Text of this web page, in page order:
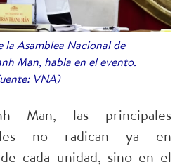
la Asamblea Nacional de
Man, habla en el evento.
VNA)
Man, las principales
no radican ya en
cada unidad, sino en el